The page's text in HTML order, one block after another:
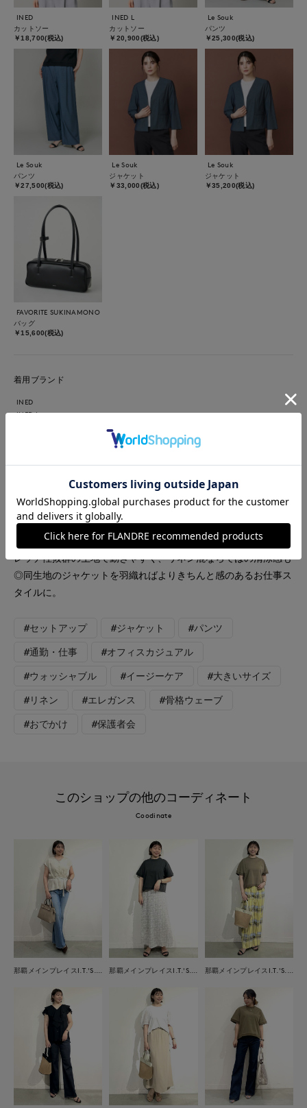
INED
カットソー
￥18,700(税込)
INED L
カットソー
￥20,900(税込)
Le Souk
パンツ
￥25,300(税込)
Le Souk
パンツ
￥27,500(税込)
Le Souk
ジャケット
￥33,000(税込)
Le Souk
ジャケット
￥35,200(税込)
FAVORITE SUKINAMONO
バッグ
￥15,600(税込)
着用ブランド
INED
INED L
【着用サイズ】全て9号 【着用カラー】ブラウス：ブルー ジャ
ケット・パンツ：ネイビー ジメジメの季節も快適に過ごせる吸
水速乾のブラウス。 薄着の季節に気になる二の腕や背中、お腹
周りまでカバーできるのも嬉しいポイントです。 ボトムはスト
レッチ性抜群の生地で動きやすく、リネン混ならではの清涼感も
◎同生地のジャケットを羽織ればよりきちんと感のあるお仕事ス
タイルに。
#セットアップ #ジャケット #パンツ
#通勤・仕事 #オフィスカジュアル
#ウォッシャブル #イージーケア #大きいサイズ
#リネン #エレガンス #骨格ウェーブ
#おでかけ #保護者会
このショップの他のコーディネート
Coodinate